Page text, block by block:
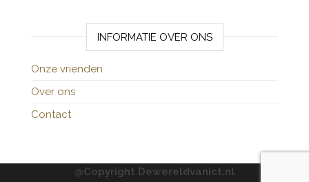
INFORMATIE OVER ONS
Onze vrienden
Over ons
Contact
@Copyright Dewereldvanict.nl